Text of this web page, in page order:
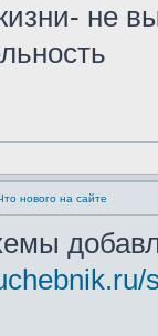
не
нового на сайте